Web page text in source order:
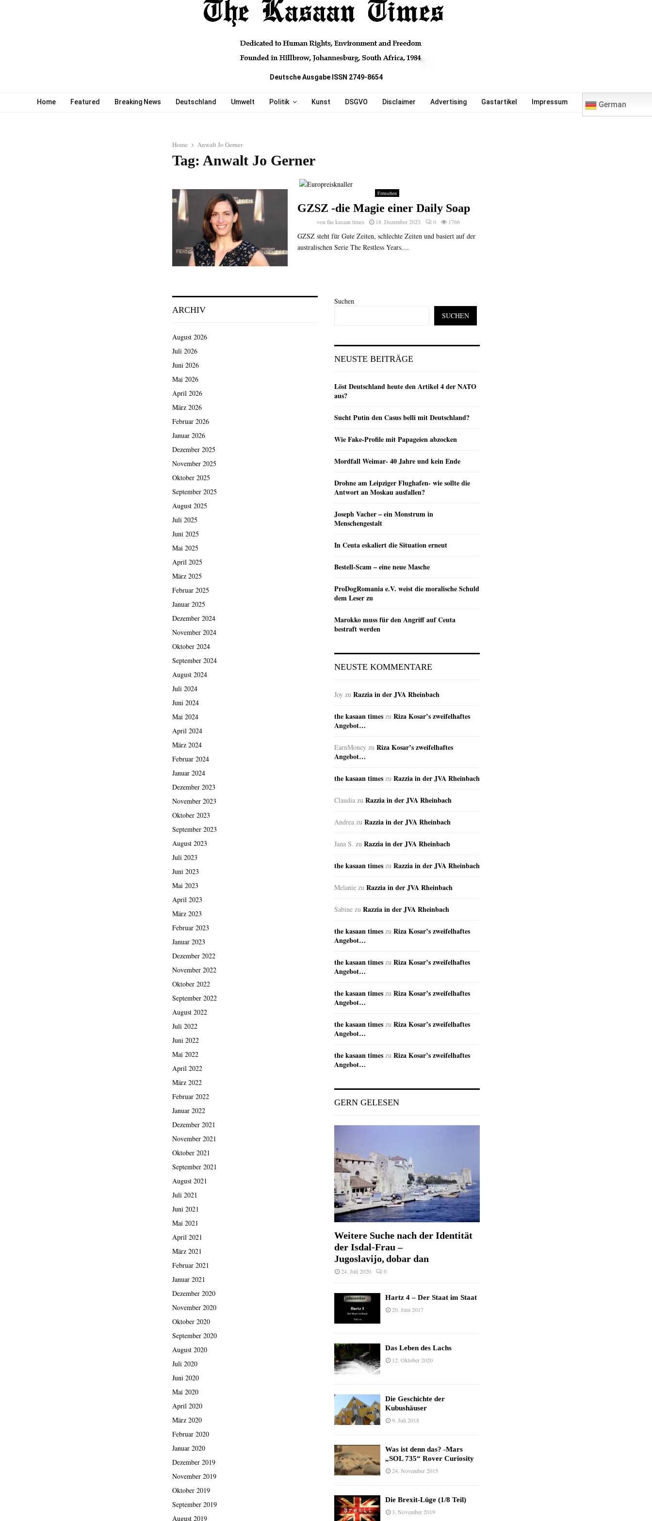
Deutsche Ausgabe ISSN 2749-8654
Home Featured Breaking News Deutschland Umwelt Politik Kunst DSGVO Disclaimer Advertising Gastartikel Impressum German
Home Anwalt Jo Gerner
Tag: Anwalt Jo Gerner
Fernsehen
GZSZ -die Magie einer Daily Soap
vonthe kasaan times 18. Dezember 2023 0 1766
GZSZ steht für Gute Zeiten, schlechte Zeiten und basiert auf der
australischen Serie The Restless Years....
ARCHIV
August 2026
Juli 2026
Juni 2026
Mai 2026
April 2026
März 2026
Februar 2026
Januar 2026
Dezember 2025
November 2025
Oktober 2025
September 2025
August 2025
Juli 2025
Juni 2025
Mai 2025
April 2025
März 2025
Februar 2025
Januar 2025
Dezember 2024
November 2024
Oktober 2024
September 2024
August 2024
Juli 2024
Juni 2024
Mai 2024
April 2024
März 2024
Februar 2024
Januar 2024
Dezember 2023
November 2023
Oktober 2023
September 2023
August 2023
Juli 2023
Juni 2023
Mai 2023
April 2023
März 2023
Februar 2023
Januar 2023
Dezember 2022
November 2022
Oktober 2022
September 2022
August 2022
Juli 2022
Juni 2022
Mai 2022
April 2022
März 2022
Februar 2022
Januar 2022
Dezember 2021
November 2021
Oktober 2021
September 2021
August 2021
Juli 2021
Juni 2021
Mai 2021
April 2021
März 2021
Februar 2021
Januar 2021
Dezember 2020
November 2020
Oktober 2020
September 2020
August 2020
Juli 2020
Juni 2020
Mai 2020
April 2020
März 2020
Februar 2020
Januar 2020
Dezember 2019
November 2019
Oktober 2019
September 2019
August 2019
Suchen
SUCHEN
NEUSTE BEITRÄGE
Löst Deutschland heute den Artikel 4 der NATO
aus?
Sucht Putin den Casus belli mit Deutschland?
Wie Fake-Profile mit Papageien abzocken
Mordfall Weimar- 40 Jahre und kein Ende
Drohne am Leipziger Flughafen- wie sollte die
Antwort an Moskau ausfallen?
Joseph Vacher – ein Monstrum in
Menschengestalt
In Ceuta eskaliert die Situation erneut
Bestell-Scam – eine neue Masche
ProDogRomania e.V. weist die moralische Schuld
dem Leser zu
Marokko muss für den Angriff auf Ceuta
bestraft werden
NEUSTE KOMMENTARE
Joy zu Razzia in der JVA Rheinbach
the kasaan times zu Riza Kosar’s zweifelhaftes
Angebot…
EarnMoney zu Riza Kosar’s zweifelhaftes
Angebot…
the kasaan times zu Razzia in der JVA Rheinbach
Claudia zu Razzia in der JVA Rheinbach
Andrea zu Razzia in der JVA Rheinbach
Jana S. zu Razzia in der JVA Rheinbach
the kasaan times zu Razzia in der JVA Rheinbach
Melanie zu Razzia in der JVA Rheinbach
Sabine zu Razzia in der JVA Rheinbach
the kasaan times zu Riza Kosar’s zweifelhaftes
Angebot…
the kasaan times zu Riza Kosar’s zweifelhaftes
Angebot…
the kasaan times zu Riza Kosar’s zweifelhaftes
Angebot…
the kasaan times zu Riza Kosar’s zweifelhaftes
Angebot…
the kasaan times zu Riza Kosar’s zweifelhaftes
Angebot…
GERN GELESEN
Weitere Suche nach der Identität
der Isdal-Frau –
Jugoslavijo, dobar dan
24. Juli 2020 0
Hartz 4 – Der Staat im Staat
20. Juni 2017
Das Leben des Lachs
12. Oktober 2020
Die Geschichte der
Kubushäuser
9. Juli 2018
Was ist denn das? -Mars
„SOL 735“ Rover Curiosity
24. November 2015
Die Brexit-Lüge (1/8 Teil)
3. November 2019